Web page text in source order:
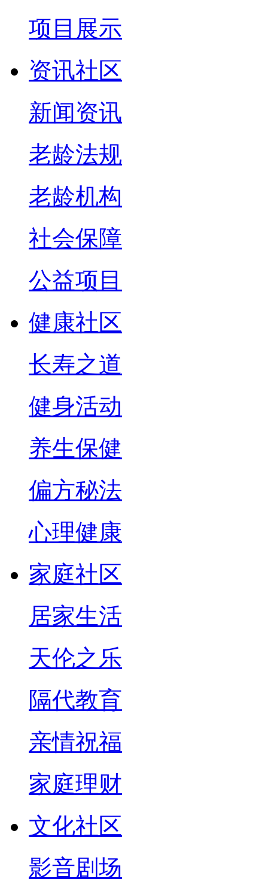
项目展示
资讯社区
新闻资讯
老龄法规
老龄机构
社会保障
公益项目
健康社区
长寿之道
健身活动
养生保健
偏方秘法
心理健康
家庭社区
居家生活
天伦之乐
隔代教育
亲情祝福
家庭理财
文化社区
影音剧场